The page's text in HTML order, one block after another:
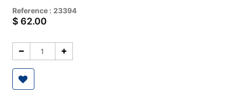
Reference : 23394
$ 62.00